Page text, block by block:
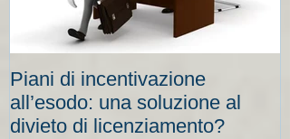
Piani di incentivazione
all’esodo: una soluzione al
divieto di licenziamento?